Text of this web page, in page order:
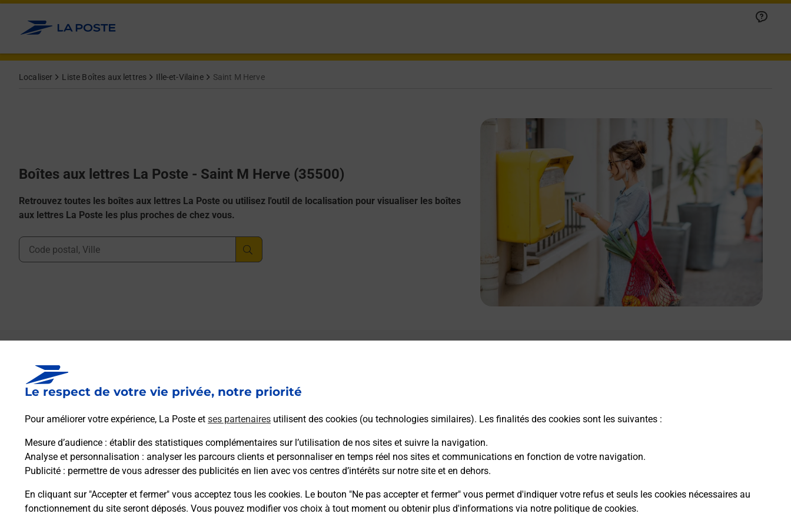
Le respect de votre vie privée, notre priorité
Pour améliorer votre expérience, La Poste et ses partenaires utilisent des cookies (ou technologies similaires). Les finalités des cookies sont les suivantes :
Mesure d’audience : établir des statistiques complémentaires sur l’utilisation de nos sites et suivre la navigation.
Analyse et personnalisation : analyser les parcours clients et personnaliser en temps réel nos sites et communications en fonction de votre navigation.
Publicité : permettre de vous adresser des publicités en lien avec vos centres d’intérêts sur notre site et en dehors.
En cliquant sur "Accepter et fermer" vous acceptez tous les cookies. Le bouton "Ne pas accepter et fermer" vous permet d'indiquer votre refus et seuls les cookies nécessaires au
fonctionnement du site seront déposés. Vous pouvez modifier vos choix à tout moment ou obtenir plus d'informations via notre politique de cookies.
Allez au contenu
Localiser Liste Boîtes aux lettres Ille-et-Vilaine Saint M Herve
Boîtes aux lettres La Poste - Saint M Herve (35500)
Retrouvez toutes les boîtes aux lettres La Poste ou utilisez l'outil de localisation pour visualiser les boîtes
aux lettres La Poste les plus proches de chez vous.
Ville, Département, Code Postal
Boîte aux lettres La Poste
Prochaine collecte du courrier vendredià
35500 Saint M Herve
Itinéraire